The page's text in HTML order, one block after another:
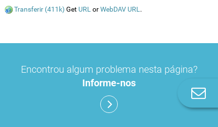
Transferir (411k) Get URL orWebDAV URL .
Encontrou algum problema nesta página?
Informe-nos